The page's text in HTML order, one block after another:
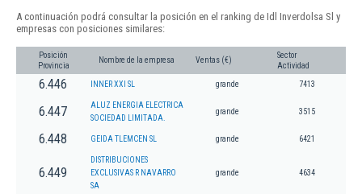
A continuación podrá consultar la posición en el ranking de Idl Inverdolsa Sl y
empresas con posiciones similares:
Posición
Provincia
Nombre de la empresa Ventas (€)
Sector
Actividad
6.446 INNER XXI SL grande 7413
6.447
ALUZ ENERGIA ELECTRICA
SOCIEDAD LIMITADA.
grande 3515
6.448 GEIDA TLEMCEN SL grande 6421
6.449
DISTRIBUCIONES
EXCLUSIVAS R NAVARRO
SA
grande 4634